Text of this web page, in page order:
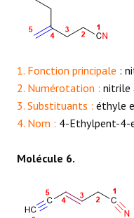
1. Fonction principale :
2. Numérotation : nitrile
3. Substituants : éthyle
4. Nom : 4-Ethylpent-4-
Molécule 6.